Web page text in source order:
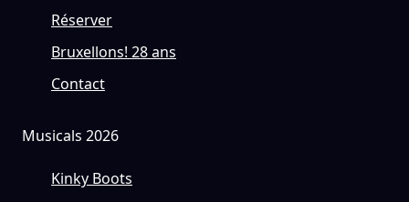
Réserver
Bruxellons! 28 ans
Contact
Musicals 2026
Kinky Boots